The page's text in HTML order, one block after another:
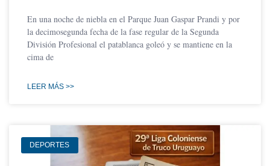
En una noche de niebla en el Parque Juan Gaspar Prandi y por
la decimosegunda fecha de la fase regular de la Segunda
División Profesional el patablanca goleó y se mantiene en la
cima de
LEER MÁS >>
DEPORTES